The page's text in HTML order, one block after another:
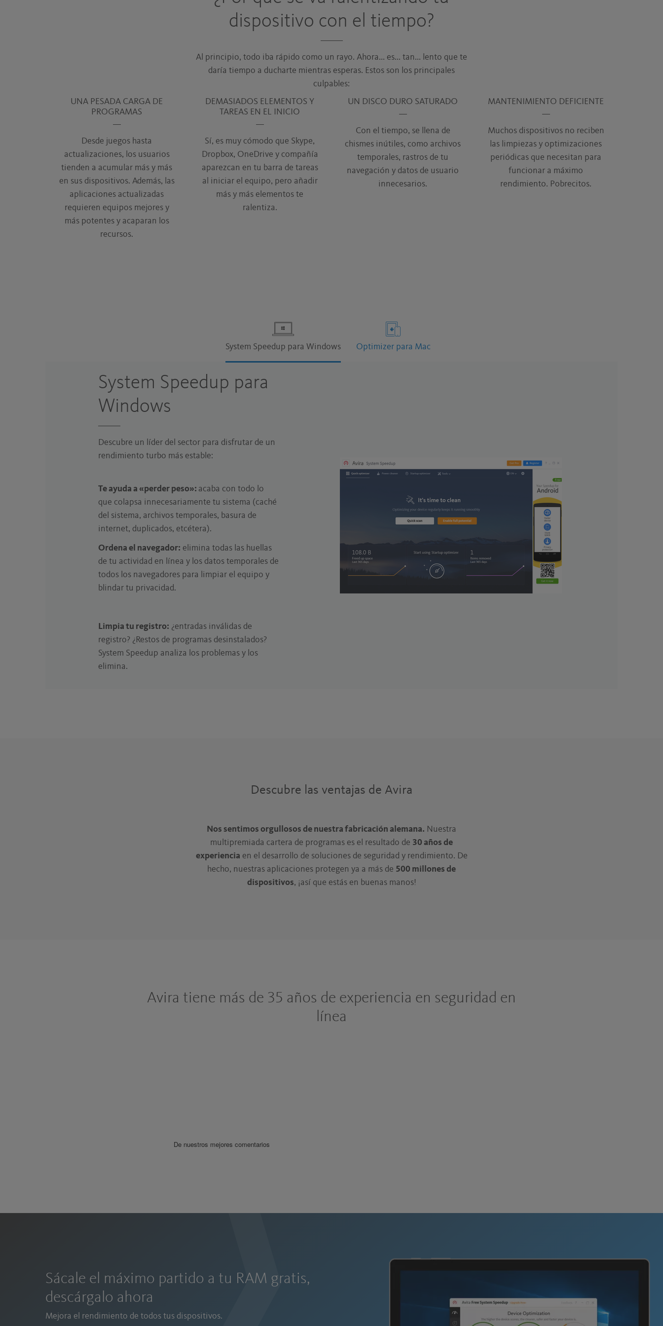
dispositivo con el tiempo?
Al principio, todo iba rápido como un rayo. Ahora... es... tan... lento que te
daría tiempo a ducharte mientras esperas. Estos son los principales
culpables:
UNA PESADA CARGA DE
PROGRAMAS
Desde juegos hasta
actualizaciones, los usuarios
tienden a acumular más y más
en sus dispositivos. Además, las
aplicaciones actualizadas
requieren equipos mejores y
más potentes y acaparan los
recursos.
DEMASIADOS ELEMENTOS Y
TAREAS EN EL INICIO
Sí, es muy cómodo que Skype,
Dropbox, OneDrive y compañía
aparezcan en tu barra de tareas
al iniciar el equipo, pero añadir
más y más elementos te
ralentiza.
UN DISCO DURO SATURADO
Con el tiempo, se llena de
chismes inútiles, como archivos
temporales, rastros de tu
navegación y datos de usuario
innecesarios.
MANTENIMIENTO DEFICIENTE
Muchos dispositivos no reciben
las limpiezas y optimizaciones
periódicas que necesitan para
funcionar a máximo
rendimiento. Pobrecitos.
System Speedup para Windows Optimizer para Mac
System Speedup para
Windows
Descubre un líder del sector para disfrutar de un
rendimiento turbo más estable:
Te ayuda a «perder peso»: acaba con todo lo
que colapsa innecesariamente tu sistema (caché
del sistema, archivos temporales, basura de
internet, duplicados, etcétera).
Ordena el navegador: elimina todas las huellas
de tu actividad en línea y los datos temporales de
todos los navegadores para limpiar el equipo y
blindar tu privacidad.
Limpia tu registro: ¿entradas inválidas de
registro? ¿Restos de programas desinstalados?
System Speedup analiza los problemas y los
elimina.
Descubre las ventajas de Avira
Nos sentimos orgullosos de nuestra fabricación alemana. Nuestra
multipremiada cartera de programas es el resultado de 30 años de
experiencia en el desarrollo de soluciones de seguridad y rendimiento. De
hecho, nuestras aplicaciones protegen ya a más de 500 millones de
dispositivos, ¡así que estás en buenas manos!
Avira tiene más de 35 años de experiencia en seguridad en
línea
De nuestros mejores comentarios
Sácale el máximo partido a tu RAM gratis,
descárgalo ahora
Mejora el rendimiento de todos tus dispositivos.